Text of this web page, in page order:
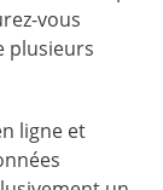
vous
plusieurs
ligne et